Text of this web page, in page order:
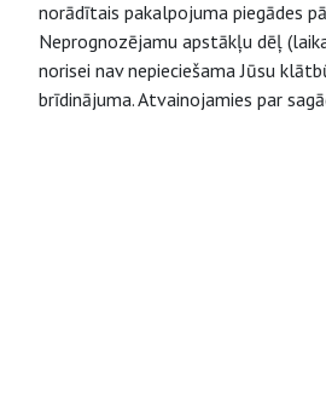
norādītais pakalpojuma piegādes
Neprognozējamu apstākļu dēļ
norisei nav nepieciešama Jūsu
brīdinājuma. Atvainojamies par